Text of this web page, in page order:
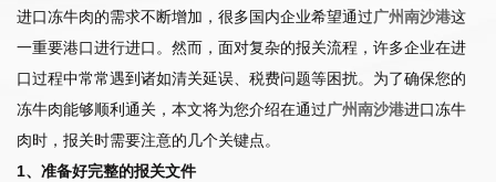
进口冻牛肉的需求不断增加，很多国内企业希望通过广州南沙港这
一重要港口进行进口。然而，面对复杂的报关流程，许多企业在进
口过程中常常遇到诸如清关延误、税费问题等困扰。为了确保您的
冻牛肉能够顺利通关，本文将为您介绍在通过广州南沙港进口冻牛
肉时，报关时需要注意的几个关键点。
1、准备好完整的报关文件